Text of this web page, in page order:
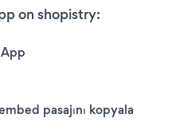
on shopistry:
pasajını kopyala